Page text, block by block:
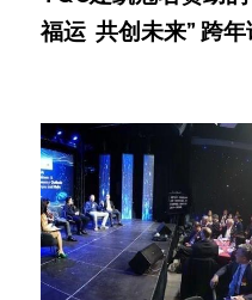
福运  共创未来” 跨年